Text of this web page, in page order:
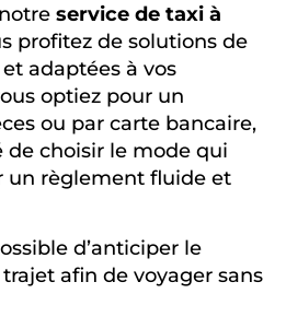
service de taxi à
profitez de solutions de
adaptées à vos
optiez pour un
ou par carte bancaire,
de choisir le mode qui
un règlement fluide et
d’anticiper le
afin de voyager sans